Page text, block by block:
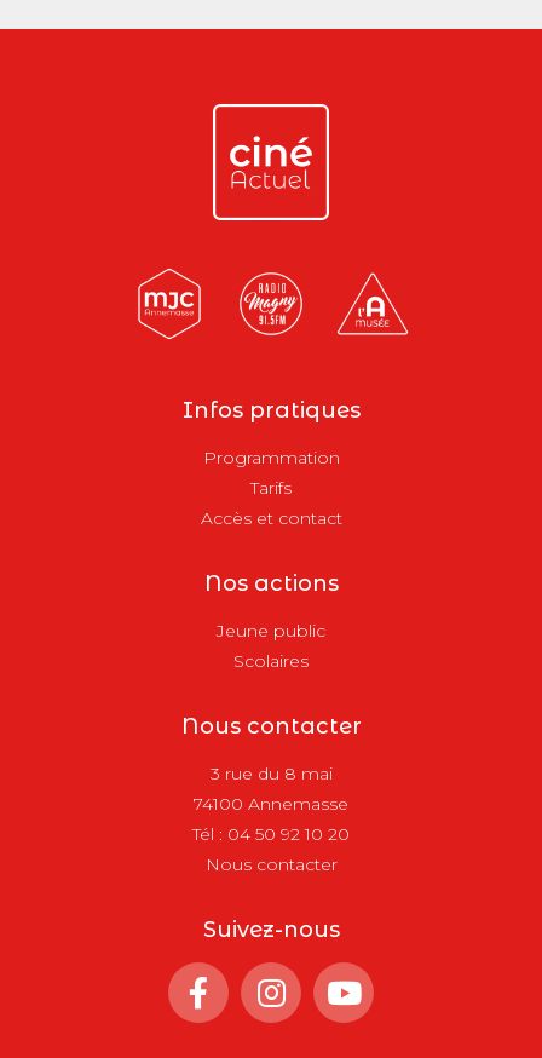
Infos pratiques
Programmation
Tarifs
Accès et contact
Nos actions
Jeune public
Scolaires
Nous contacter
3 rue du 8 mai
74100 Annemasse
Tél : 04 50 92 10 20
Nous contacter
Suivez-nous